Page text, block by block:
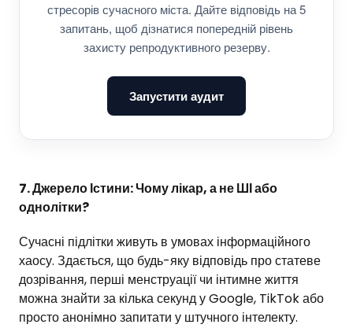
стресорів сучасного міста. Дайте відповідь на 5
запитань, щоб дізнатися попередній рівень
захисту репродуктивного резерву.
Запустити аудит
7. Джерело Істини: Чому лікар, а не ШІ або
однолітки?
Сучасні підлітки живуть в умовах інформаційного
хаосу. Здається, що будь-яку відповідь про статеве
дозрівання, перші менструації чи інтимне життя
можна знайти за кілька секунд у Google, TikTok або
просто анонімно запитати у штучного інтелекту.